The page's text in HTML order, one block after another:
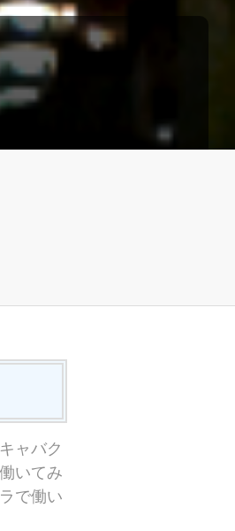
ャバク
いてみ
で働い